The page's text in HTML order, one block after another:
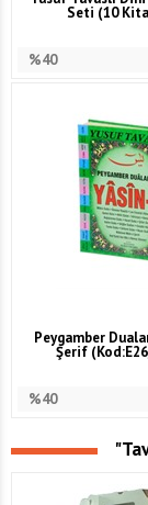
Seti (10
%40
Peygamber
Şerif
%40